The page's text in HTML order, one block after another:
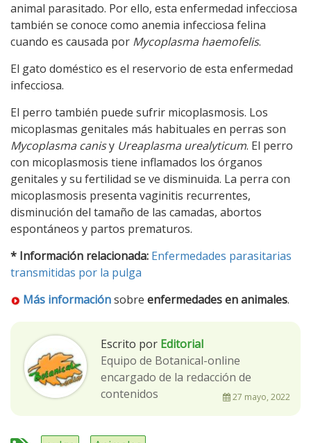
animal parasitado. Por ello, esta enfermedad infecciosa
también se conoce como anemia infecciosa felina
cuando es causada por Mycoplasma haemofelis.
El gato doméstico es el reservorio de esta enfermedad
infecciosa.
El perro también puede sufrir micoplasmosis. Los
micoplasmas genitales más habituales en perras son
Mycoplasma canisy Ureaplasma urealyticum. El perro
con micoplasmosis tiene inflamados los órganos
genitales y su fertilidad se ve disminuida. La perra con
micoplasmosis presenta vaginitis recurrentes,
disminución del tamaño de las camadas, abortos
espontáneos y partos prematuros.
* Información relacionada: Enfermedades parasitarias
transmitidas por la pulga
Más informaciónsobre enfermedadesen animales.
Escrito por Editorial
Equipo de Botanical-online
encargado de la redacción de
contenidos
27 mayo, 2022